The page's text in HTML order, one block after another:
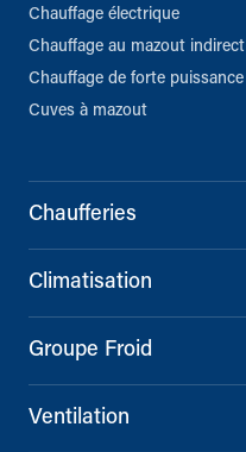
Chauffage électrique
Chauffage au mazout indirect
Chauffage de forte puissance
Cuves à mazout
Chaufferies
Climatisation
Groupe Froid
Ventilation